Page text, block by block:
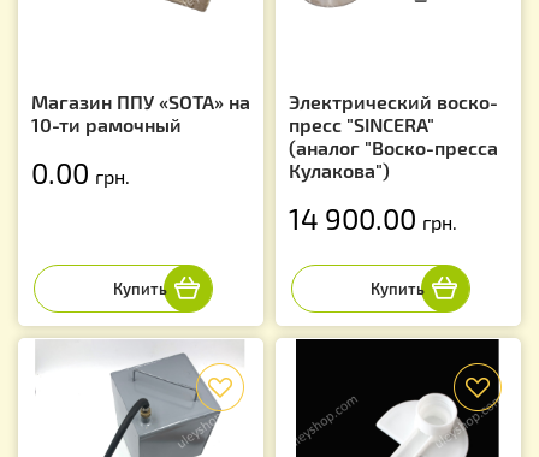
Магазин ППУ «SOTA» на
10-ти рамочный
0.00 грн.
Электрический воско-
пресс "SINCERA"
(аналог "Воско-пресса
Кулакова")
14 900.00 грн.